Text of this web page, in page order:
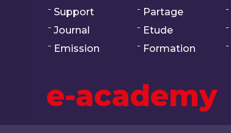
Support
Journal
Emission
Partage
Etude
Formation
e-academy